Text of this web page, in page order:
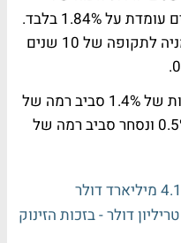
2.05%, והתשואה לתקופה שנתיים עומדת על 1.84% בלבד.
התשואה על אגרות החוב של גרמניה לתקופה של 10 שנים
בגזרת הסחורות, הנפט נסגר בעליות של 1.4% סביב רמה של
57 דולרים לחבית. הזהב עלה ב-0.5% ונסחר סביב רמה של
אמזון כבר עם שווי של מעל 3 טריליון דולר - בזכות הזינוק